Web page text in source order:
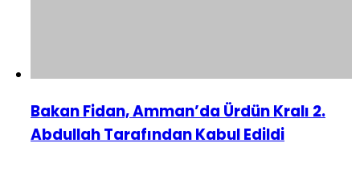
Bakan Fidan, Amman’da Ürdün Kralı 2.
Abdullah Tarafından Kabul Edildi